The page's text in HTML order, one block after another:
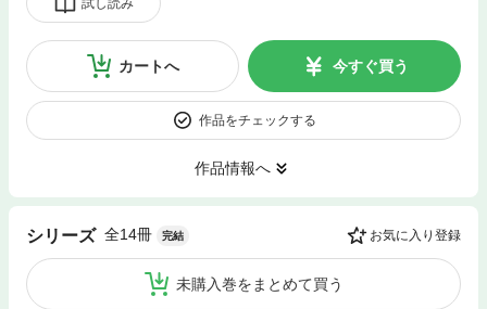
カートへ 今すぐ買う
作品をチェックする
作品情報へ
シリーズ 全14冊 完結 お気に入り登録
未購入巻をまとめて買う